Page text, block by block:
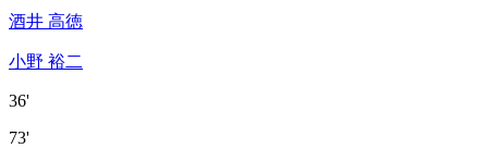
酒井 高徳
小野 裕二
36'
73'